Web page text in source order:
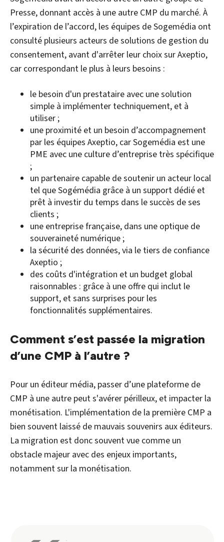
Presse, donnant accès à une autre CMP du marché. À
l’expiration de l’accord, les équipes de Sogemédia ont
consulté plusieurs acteurs de solutions de gestion du
consentement, avant d'arrêter leur choix sur Axeptio,
car correspondant le plus à leurs besoins :
le besoin d'un prestataire avec une solution
simple à implémenter techniquement, et à
utiliser ;
une proximité et un besoin d’accompagnement
par les équipes Axeptio, car Sogemédia est une
PME avec une culture d’entreprise très spécifique
;
un partenaire capable de soutenir un acteur local
tel que Sogémédia grâce à un support dédié et
prêt à investir du temps dans le succès de ses
clients ;
une entreprise française, dans une optique de
souveraineté numérique ;
la sécurité des données, via le tiers de confiance
Axeptio ;
des coûts d'intégration et un budget global
raisonnables : grâce à une offre qui inclut le
support, et sans surprises pour les
fonctionnalités supplémentaires.
Comment s’est passée la migration
d’une CMP à l’autre ?
Pour un éditeur média, passer d’une plateforme de
CMP à une autre peut s'avérer périlleux, et impacter la
monétisation. L'implémentation de la première CMP a
bien souvent laissé de mauvais souvenirs aux éditeurs.
La migration est donc souvent vue comme un
obstacle majeur avec des enjeux importants,
notamment sur la monétisation.